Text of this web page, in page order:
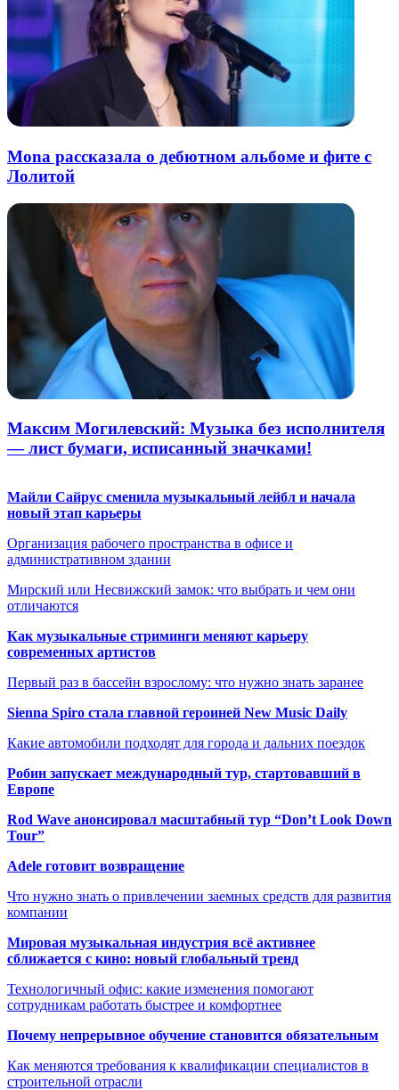
Mona рассказала о дебютном альбоме и фите с
Лолитой
Максим Могилевский: Музыка без исполнителя
— лист бумаги, исписанный значками!
Майли Сайрус сменила музыкальный лейбл и начала
новый этап карьеры
Организация рабочего пространства в офисе и
административном здании
Мирский или Несвижский замок: что выбрать и чем они
отличаются
Как музыкальные стриминги меняют карьеру
современных артистов
Первый раз в бассейн взрослому: что нужно знать заранее
Sienna Spiro стала главной героиней New Music Daily
Какие автомобили подходят для города и дальних поездок
Робин запускает международный тур, стартовавший в
Европе
Rod Wave анонсировал масштабный тур “Don’t Look Down
Tour”
Adele готовит возвращение
Что нужно знать о привлечении заемных средств для развития
компании
Мировая музыкальная индустрия всё активнее
сближается с кино: новый глобальный тренд
Технологичный офис: какие изменения помогают
сотрудникам работать быстрее и комфортнее
Почему непрерывное обучение становится обязательным
Как меняются требования к квалификации специалистов в
строительной отрасли